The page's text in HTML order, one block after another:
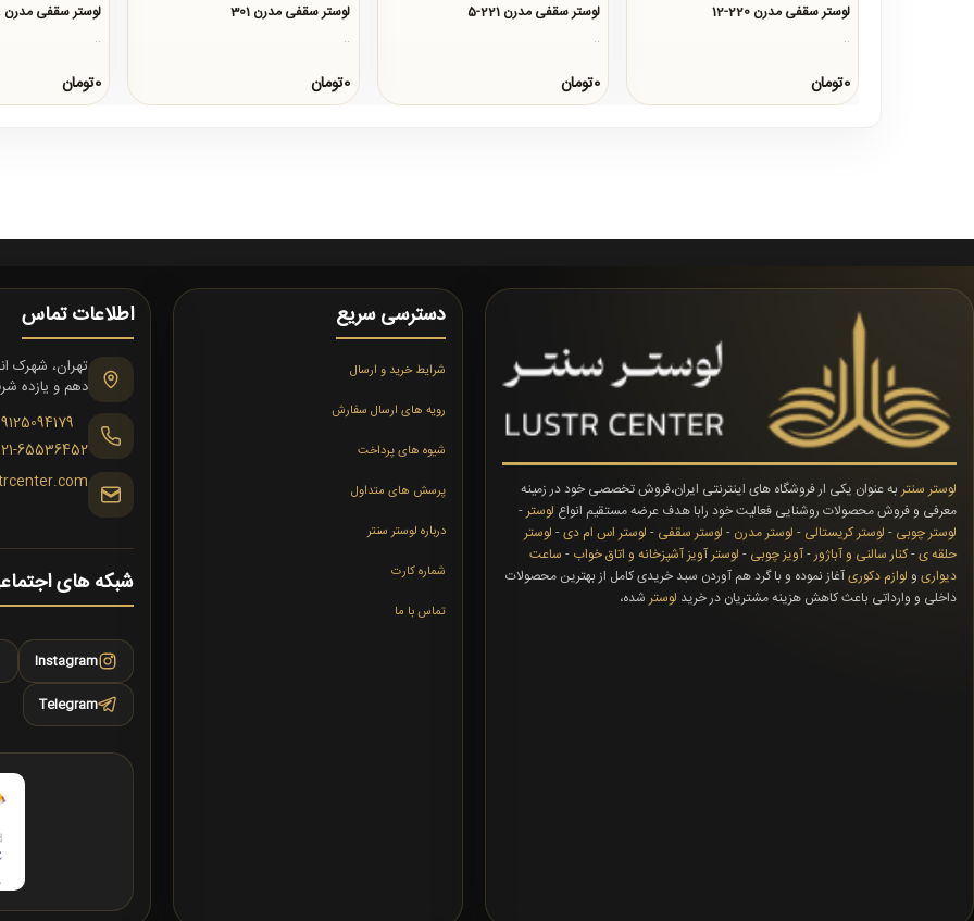
لوستر سقفی مدرن 220-12
..
0تومان
لوستر سقفی مدرن 221-5
..
0تومان
لوستر سقفی مدرن 301
..
0تومان
لوستر سقفی مدرن 309
..
0تومان
لوستر سنتربه عنوان یکی ار فروشگاه های اینترنتی ایران،فروش تخصصی خود در زمینه
معرفی و فروش محصولات روشنایی فعالیت خود رابا هدف عرضه مستقیم انواع لوستر-
لوستر چوبی - لوستر کریستالی - لوستر مدرن - لوستر سقفی - لوستر اس ام دی- لوستر
حلقه ی-کنار سالنی و آباژور-آویز چوبی - لوستر آویز آشپزخانه و اتاق خواب - ساعت
دیواری و لوازم دکوریآغاز نموده و با گرد هم آوردن سبد خریدی کامل از بهترین محصولات
داخلی و وارداتی باعث کاهش هزینه مشتریان در خرید لوسترشده،
دسترسی سریع
شرایط خرید و ارسال
رویه های ارسال سفارش
شیوه های پرداخت
پرسش های متداول
درباره لوستر سنتر
شماره کارت
تماس با ما
اطلاعات تماس
دهم و یازده
65536452
شبکه های
Instagram
Telegram